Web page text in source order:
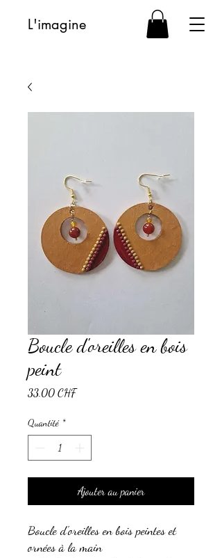
L'imagine
Boucle d'oreilles en bois
peint
33.00 CHFPrix
Quantité *
Ajouter au panier
Boucle d'oreilles en bois peintes et
ornées à la main